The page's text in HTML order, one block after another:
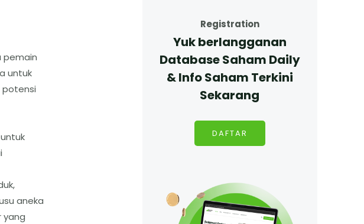
pemain
untuk
potensi
aneka
yang
Registration
Yuk berlangganan
Database Saham Daily
& Info Saham Terkini
Sekarang
DAFTAR